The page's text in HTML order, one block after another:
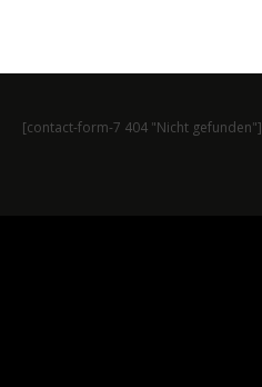
[contact-form-7 404 "Nicht gefunden"]